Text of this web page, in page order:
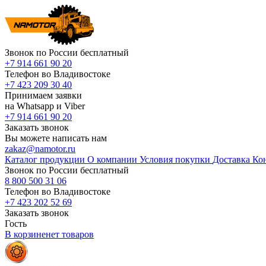
Звонок по России бесплатный
+7 914 661 90 20
Телефон во Владивостоке
+7 423 209 30 40
Принимаем заявки
на Whatsapp и Viber
+7 914 661 90 20
Заказать звонок
Вы можете написать нам
zakaz@namotor.ru
Каталог продукции О компании Условия покупки Доставка
Звонок по России бесплатный
8 800 500 31 06
Телефон во Владивостоке
+7 423 202 52 69
Заказать звонок
Гость
В корзиненет товаров